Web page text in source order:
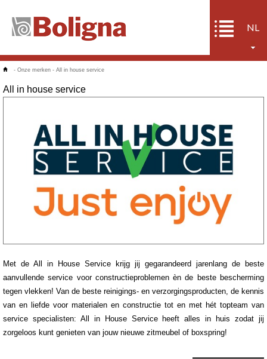
NL
- Onze merken - All in house service
All in house service
Met de All in House Service krijg jij gegarandeerd jarenlang de beste
aanvullende service voor constructieproblemen èn de beste bescherming
tegen vlekken! Van de beste reinigings- en verzorgingsproducten, de kennis
van en liefde voor materialen en constructie tot en met hét topteam van
service specialisten: All in House Service heeft alles in huis zodat jij
zorgeloos kunt genieten van jouw nieuwe zitmeubel of boxspring!